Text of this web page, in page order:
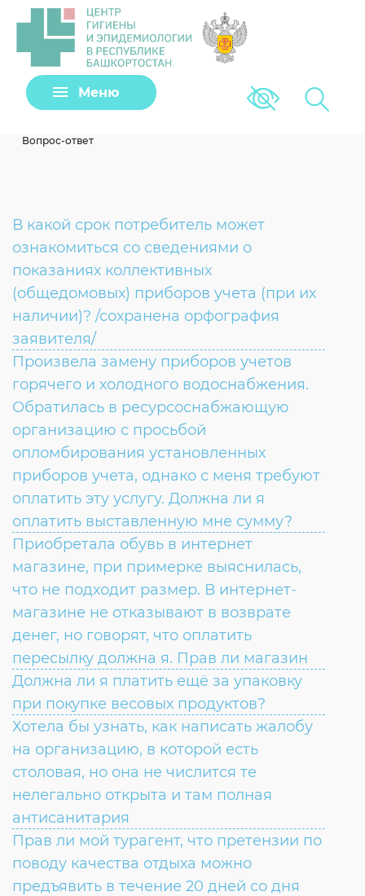
Меню Версия для
Вопрос-ответ
В какой срок потребитель может
ознакомиться со сведениями о
показаниях коллективных
(общедомовых) приборов учета (при их
наличии)? /сохранена орфография
заявителя/
Произвела замену приборов учетов
горячего и холодного водоснабжения.
Обратилась в ресурсоснабжающую
организацию с просьбой
опломбирования установленных
приборов учета, однако с меня требуют
оплатить эту услугу. Должна ли я
оплатить выставленную мне сумму?
Приобретала обувь в интернет
магазине, при примерке выяснилась,
что не подходит размер. В интернет-
магазине не отказывают в возврате
денег, но говорят, что оплатить
пересылку должна я. Прав ли магазин
Должна ли я платить ещё за упаковку
при покупке весовых продуктов?
Хотела бы узнать, как написать жалобу
на организацию, в которой есть
столовая, но она не числится те
нелегально открыта и там полная
антисанитария
Прав ли мой турагент, что претензии по
поводу качества отдыха можно
предъявить в течение 20 дней со дня
Задать вопрос
Клещи
Загрузить файл
Согласие на обработку личных данных
Введите слово с картинки